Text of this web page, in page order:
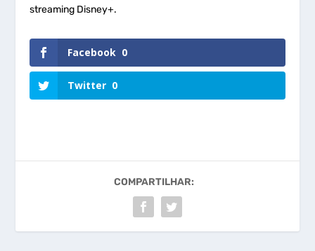
streaming Disney+.
Facebook 0
Twitter 0
COMPARTILHAR: